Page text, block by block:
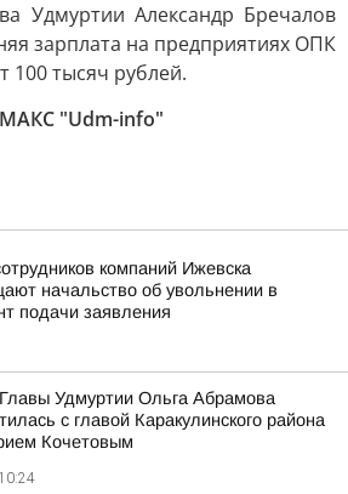
Удмуртии Александр Бречалов
зарплата на предприятиях ОПК
100 тысяч рублей.
"Udm-info"
компаний Ижевска
начальство об увольнении в
подачи заявления
Удмуртии Ольга Абрамова
с главой Каракулинского района
Кочетовым
10:24